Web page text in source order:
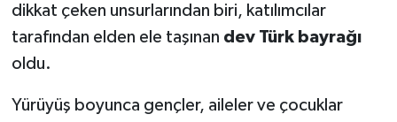
dikkat çeken unsurlarından biri, katılımcılar
tarafından elden ele taşınan dev Türk bayrağı
oldu.
Yürüyüş boyunca gençler, aileler ve çocuklar